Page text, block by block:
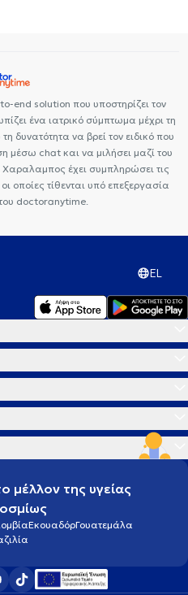
end solution που υποστηρίζει τον
ένα ιατρικό σύμπτωμα μέχρι τη
δυνατότητα να βρεί τον ειδικό που
μέσω chat και να μιλήσει μαζί του
έχει συμπληρώσει τις
οποίες τίθενται υπό επεξεργασία
doctoranytime.
EL
μέλλον της υγείας
ΕκουαδόρΓουατεμάλα